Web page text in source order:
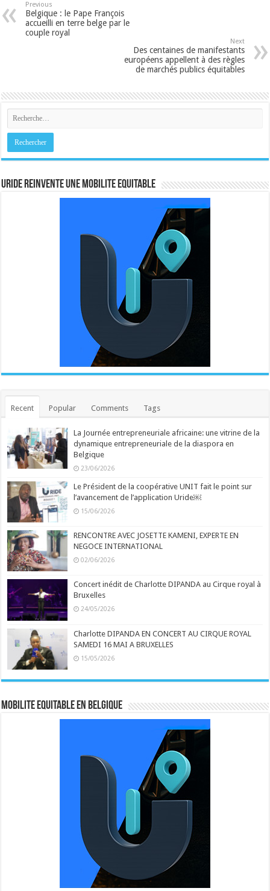
Previous
Belgique : le Pape François
accueilli en terre belge par le
couple royal
Next
Des centaines de manifestants
européens appellent à des règles
de marchés publics équitables
URIDE REINVENTE UNE MOBILITE EQUITABLE
Recent Popular Comments Tags
La Journée entrepreneuriale africaine: une vitrine de la
dynamique entrepreneuriale de la diaspora en
Belgique
23/06/2026
Le Président de la coopérative UNIT fait le point sur
l’avancement de l’application Uride￼
15/06/2026
RENCONTRE AVEC JOSETTE KAMENI, EXPERTE EN
NEGOCE INTERNATIONAL
02/06/2026
Concert inédit de Charlotte DIPANDA au Cirque royal à
Bruxelles
24/05/2026
Charlotte DIPANDA EN CONCERT AU CIRQUE ROYAL
SAMEDI 16 MAI A BRUXELLES
15/05/2026
MOBILITE EQUITABLE EN BELGIQUE